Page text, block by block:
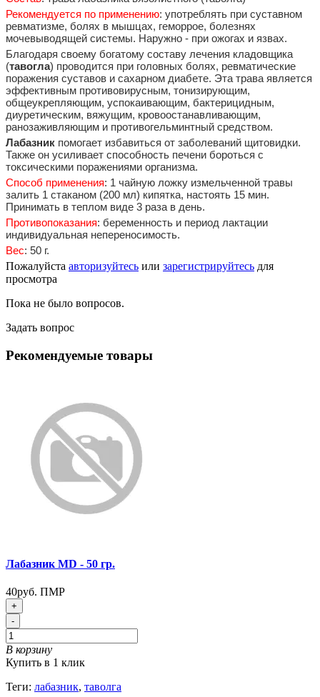
Рекомендуется по применению: употреблять при суставном
ревматизме, болях в мышцах, геморрое, болезнях
мочевыводящей системы. Наружно - при ожогах и язвах.
Благодаря своему богатому составу лечения кладовщика
(тавогла) проводится при головных болях, ревматические
поражения суставов и сахарном диабете. Эта трава является
эффективным противовирусным, тонизирующим,
общеукрепляющим, успокаивающим, бактерицидным,
диуретическим, вяжущим, кровоостанавливающим,
ранозаживляющим и противогельминтный средством.
Лабазник помогает избавиться от заболеваний щитовидки.
Также он усиливает способность печени бороться с
токсическими поражениями организма.
Способ применения: 1 чайную ложку измельченной травы
залить 1 стаканом (200 мл) кипятка, настоять 15 мин.
Принимать в теплом виде 3 раза в день.
Противопоказания: беременность и период лактации
индивидуальная непереносимость.
Вес: 50 г.
Пожалуйста авторизуйтесь или зарегистрируйтесь для
просмотра
Пока не было вопросов.
Задать вопрос
Рекомендуемые товары
Лабазник MD - 50 гр.
40руб. ПМР
+
-
В корзину
Купить в 1 клик
Теги: лабазник, таволга